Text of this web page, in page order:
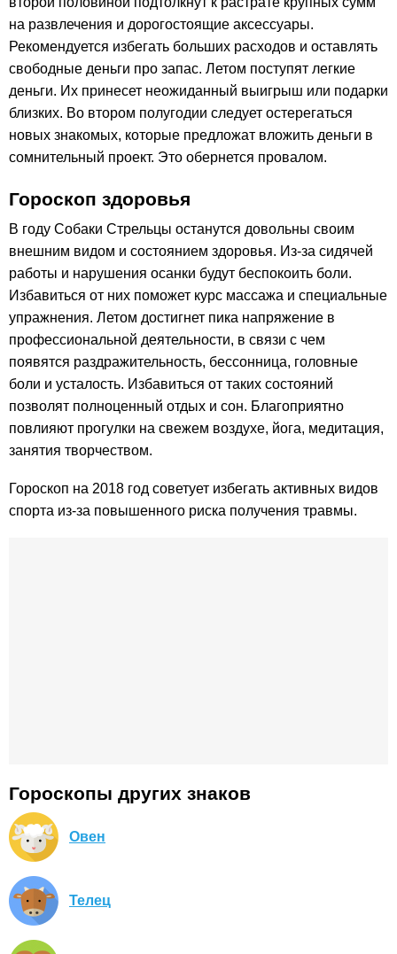
на развлечения и дорогостоящие аксессуары.
Рекомендуется избегать больших расходов и оставлять
свободные деньги про запас. Летом поступят легкие
деньги. Их принесет неожиданный выигрыш или подарки
близких. Во втором полугодии следует остерегаться
новых знакомых, которые предложат вложить деньги в
сомнительный проект. Это обернется провалом.
Гороскоп здоровья
В году Собаки Стрельцы останутся довольны своим
внешним видом и состоянием здоровья. Из-за сидячей
работы и нарушения осанки будут беспокоить боли.
Избавиться от них поможет курс массажа и специальные
упражнения. Летом достигнет пика напряжение в
профессиональной деятельности, в связи с чем
появятся раздражительность, бессонница, головные
боли и усталость. Избавиться от таких состояний
позволят полноценный отдых и сон. Благоприятно
повлияют прогулки на свежем воздухе, йога, медитация,
занятия творчеством.
Гороскоп на 2018 год советует избегать активных видов
спорта из-за повышенного риска получения травмы.
Гороскопы других знаков
Овен
Телец